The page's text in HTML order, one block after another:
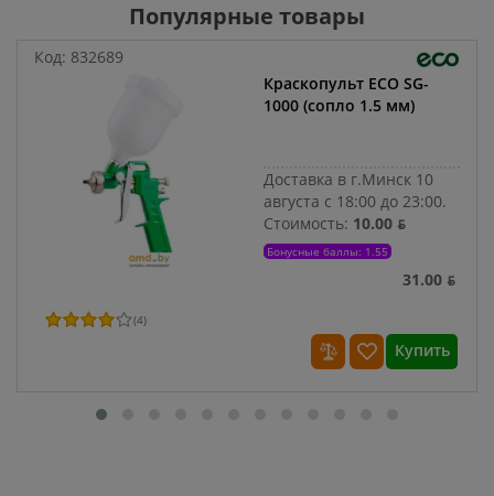
Популярные товары
Код: 832689
Краскопульт ECO SG-
1000 (сопло 1.5 мм)
Доставка в г.Минск 10
августа с 18:00 до 23:00.
Стоимость: 10.00 ƃ
Бонусные баллы: 1.55
31.00 ƃ
(4)
Купить